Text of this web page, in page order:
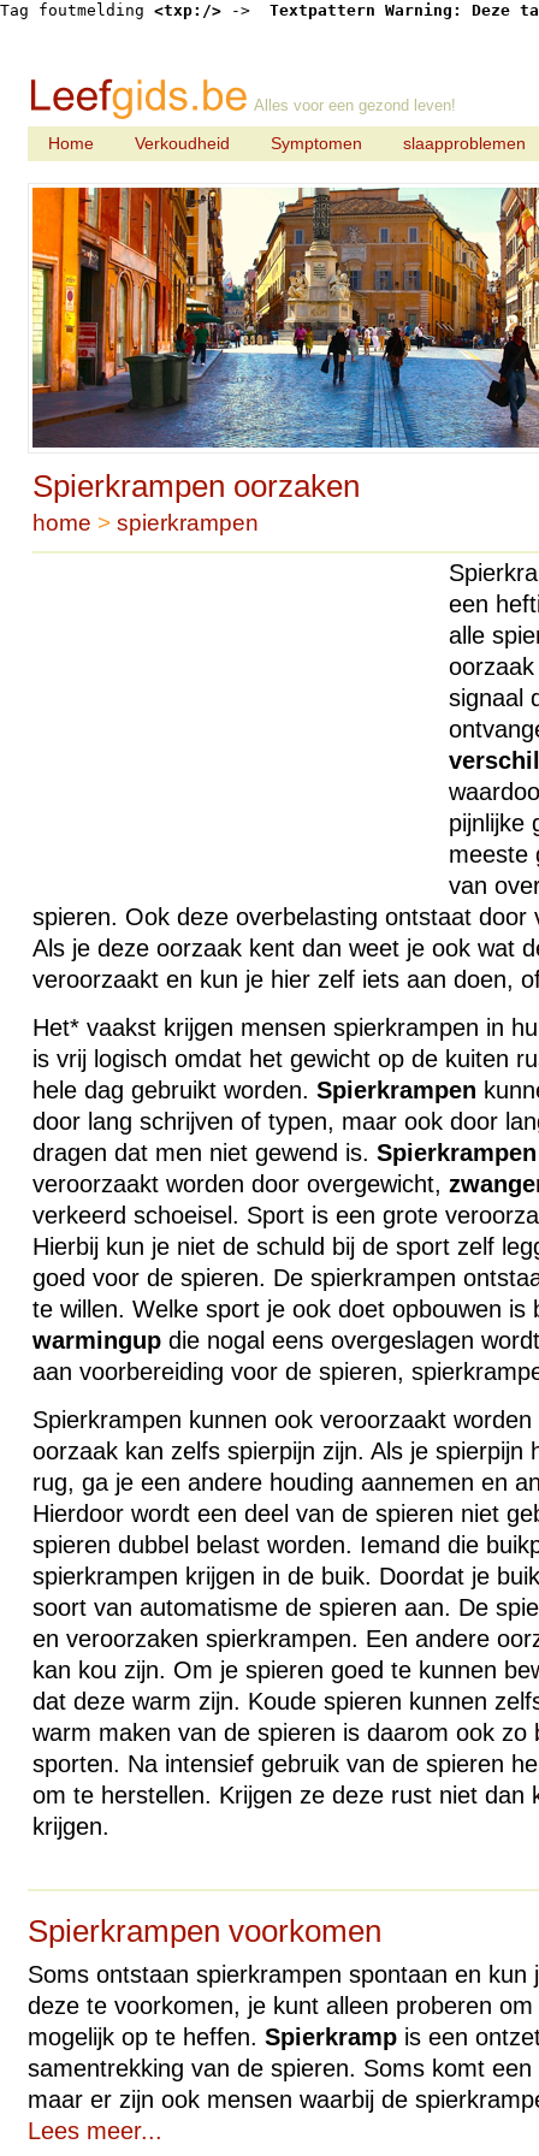
Tag foutmelding <txp:/> -> Textpattern Warning: Deze
Alles voor een gezond leven!
Home Verkoudheid Symptomen slaapproblemen
Spierkrampen oorzaken
home > spierkrampen
een
alle
signaal
pijnlijke
meeste
van
spieren. Ook deze overbelasting ontstaat door
Als je deze oorzaak kent dan weet je ook wat
veroorzaakt en kun je hier zelf iets aan doen,
Het* vaakst krijgen mensen spierkrampen in
is vrij logisch omdat het gewicht op de kuiten
hele dag gebruikt worden. Spierkrampen
door lang schrijven of typen, maar ook door
dragen dat men niet gewend is. Spierkrampen
veroorzaakt worden door overgewicht,
verkeerd schoeisel. Sport is een grote
Hierbij kun je niet de schuld bij de sport zelf
goed voor de spieren. De spierkrampen
te willen. Welke sport je ook doet opbouwen is
warmingupdie nogal eens overgeslagen
aan voorbereiding voor de spieren,
Spierkrampen kunnen ook veroorzaakt
oorzaak kan zelfs spierpijn zijn. Als je spierpijn
rug, ga je een andere houding aannemen en
Hierdoor wordt een deel van de spieren niet
spieren dubbel belast worden. Iemand die
spierkrampen krijgen in de buik. Doordat je
soort van automatisme de spieren aan. De
en veroorzaken spierkrampen. Een andere
kan kou zijn. Om je spieren goed te kunnen
dat deze warm zijn. Koude spieren kunnen
warm maken van de spieren is daarom ook zo
sporten. Na intensief gebruik van de spieren
om te herstellen. Krijgen ze deze rust niet dan
krijgen.
Spierkrampen voorkomen
Soms ontstaan spierkrampen spontaan en kun
deze te voorkomen, je kunt alleen proberen
mogelijk op te heffen. Spierkrampis een
samentrekking van de spieren. Soms komt een
maar er zijn ook mensen waarbij de
Lees meer...